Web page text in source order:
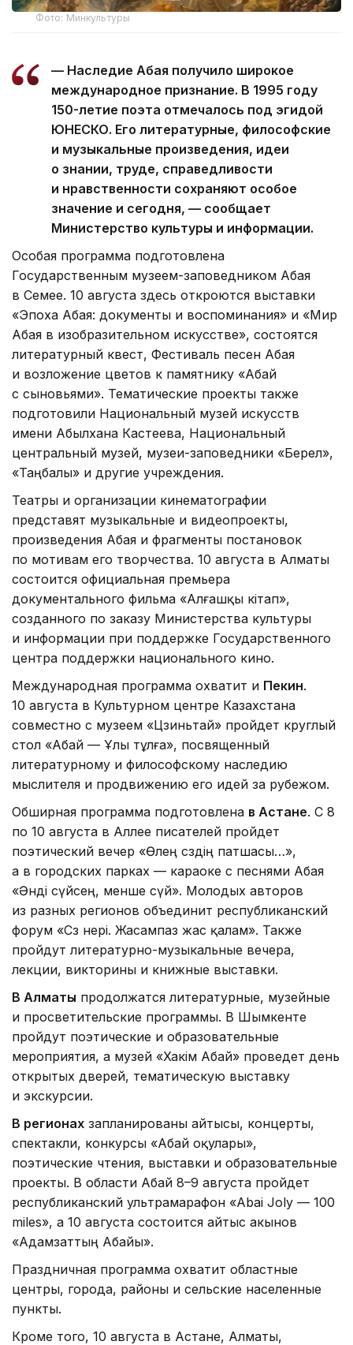
Фото: Минкультуры
— Наследие Абая получило широкое
международное признание. В 1995 году
150-летие поэта отмечалось под эгидой
ЮНЕСКО. Его литературные, философские
и музыкальные произведения, идеи
о знании, труде, справедливости
и нравственности сохраняют особое
значение и сегодня, — сообщает
Министерство культуры и информации.
Особая программа подготовлена
Государственным музеем-заповедником Абая
в Семее. 10 августа здесь откроются выставки
«Эпоха Абая: документы и воспоминания» и «Мир
Абая в изобразительном искусстве», состоятся
литературный квест, Фестиваль песен Абая
и возложение цветов к памятнику «Абай
с сыновьями». Тематические проекты также
подготовили Национальный музей искусств
имени Абылхана Кастеева, Национальный
центральный музей, музеи-заповедники «Берел»,
«Таңбалы» и другие учреждения.
Театры и организации кинематографии
представят музыкальные и видеопроекты,
произведения Абая и фрагменты постановок
по мотивам его творчества. 10 августа в Алматы
состоится официальная премьера
документального фильма «Алғашқы кітап»,
созданного по заказу Министерства культуры
и информации при поддержке Государственного
центра поддержки национального кино.
Международная программа охватит и Пекин.
10 августа в Культурном центре Казахстана
совместно с музеем «Цзиньтай» пройдет круглый
стол «Абай — Ұлы тұлға», посвященный
литературному и философскому наследию
мыслителя и продвижению его идей за рубежом.
Обширная программа подготовлена в Астане. С 8
по 10 августа в Аллее писателей пройдет
поэтический вечер «Өлең сөздің патшасы…»,
а в городских парках — караоке с песнями Абая
«Әнді сүйсең, менше сүй». Молодых авторов
из разных регионов объединит республиканский
форум «Сөз өнері. Жасампаз жас қалам». Также
пройдут литературно-музыкальные вечера,
лекции, викторины и книжные выставки.
В Алматы продолжатся литературные, музейные
и просветительские программы. В Шымкенте
пройдут поэтические и образовательные
мероприятия, а музей «Хакім Абай» проведет день
открытых дверей, тематическую выставку
и экскурсии.
В регионах запланированы айтысы, концерты,
спектакли, конкурсы «Абай оқулары»,
поэтические чтения, выставки и образовательные
проекты. В области Абай 8–9 августа пройдет
республиканский ультрамарафон «Abai Joly — 100
miles», а 10 августа состоится айтыс акынов
«Адамзаттың Абайы».
Праздничная программа охватит областные
центры, города, районы и сельские населенные
пункты.
Кроме того, 10 августа в Астане, Алматы,